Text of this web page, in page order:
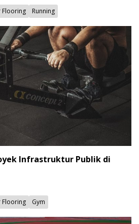
Flooring Running
Infrastruktur Publik di
Flooring Gym